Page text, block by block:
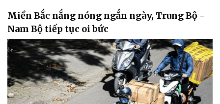
Miền Bắc nắng nóng ngắn ngày, Trung Bộ -
Nam Bộ tiếp tục oi bức